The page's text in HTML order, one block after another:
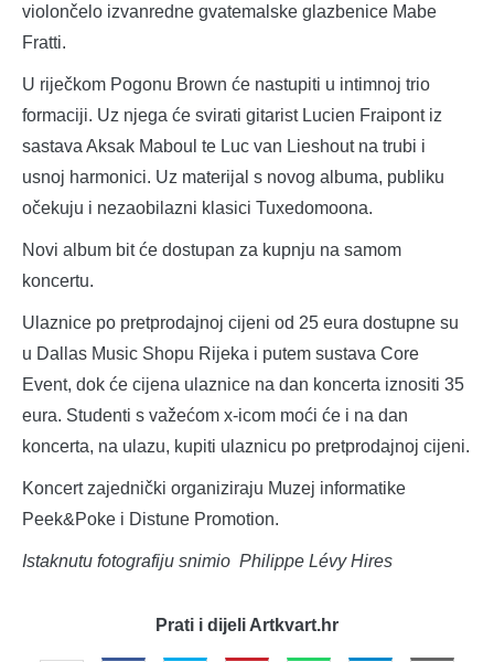
violončelo izvanredne gvatemalske glazbenice Mabe
Fratti.
U riječkom Pogonu Brown će nastupiti u intimnoj trio
formaciji. Uz njega će svirati gitarist Lucien Fraipont iz
sastava Aksak Maboul te Luc van Lieshout na trubi i
usnoj harmonici. Uz materijal s novog albuma, publiku
očekuju i nezaobilazni klasici Tuxedomoona.
Novi album bit će dostupan za kupnju na samom
koncertu.
Ulaznice po pretprodajnoj cijeni od 25 eura dostupne su
u Dallas Music Shopu Rijeka i putem sustava Core
Event, dok će cijena ulaznice na dan koncerta iznositi 35
eura. Studenti s važećom x-icom moći će i na dan
koncerta, na ulazu, kupiti ulaznicu po pretprodajnoj cijeni.
Koncert zajednički organiziraju Muzej informatike
Peek&Poke i Distune Promotion.
Istaknutu fotografiju snimio Philippe Lévy Hires
Prati i dijeli Artkvart.hr